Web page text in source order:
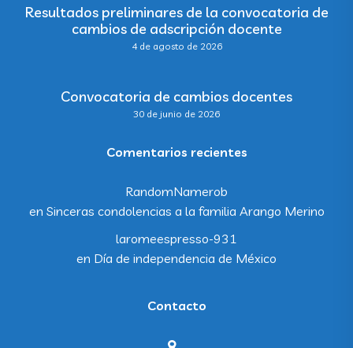
Resultados preliminares de la convocatoria de
cambios de adscripción docente
4 de agosto de 2026
Convocatoria de cambios docentes
30 de junio de 2026
Comentarios recientes
RandomNamerob
en Sinceras condolencias a la familia Arango Merino
laromeespresso-931
en Día de independencia de México
Contacto